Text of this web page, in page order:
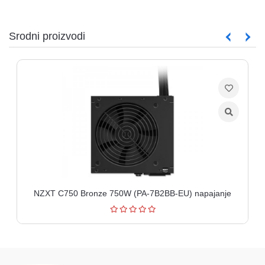
Srodni proizvodi
NZXT C750 Bronze 750W (PA-7B2BB-EU) napajanje